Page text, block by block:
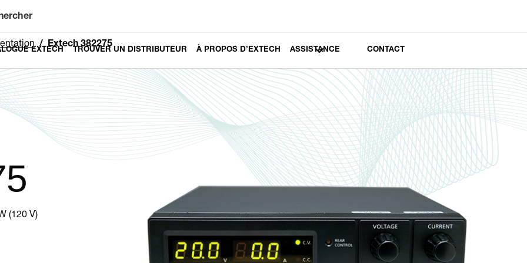
EXTECH TROUVER UN DISTRIBUTEUR À PROPOS D’EXTECH ASSISTANCE CONTACT
Extech 382275
(120 V)